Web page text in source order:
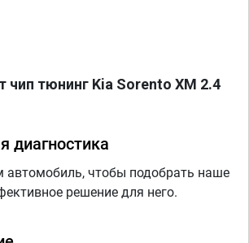
чип тюнинг Kia Sorento XM 2.4
диагностика
чтобы подобрать наше
решение для него.